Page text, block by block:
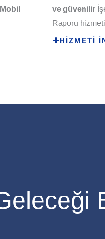
Mobil
ve güvenilir
Raporu
HİZMETİ